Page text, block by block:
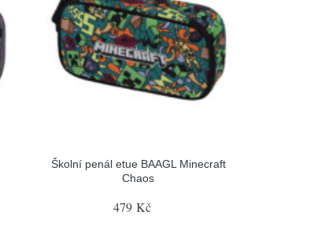
Školní penál etue BAAGL Minecraft
Chaos
479 Kč